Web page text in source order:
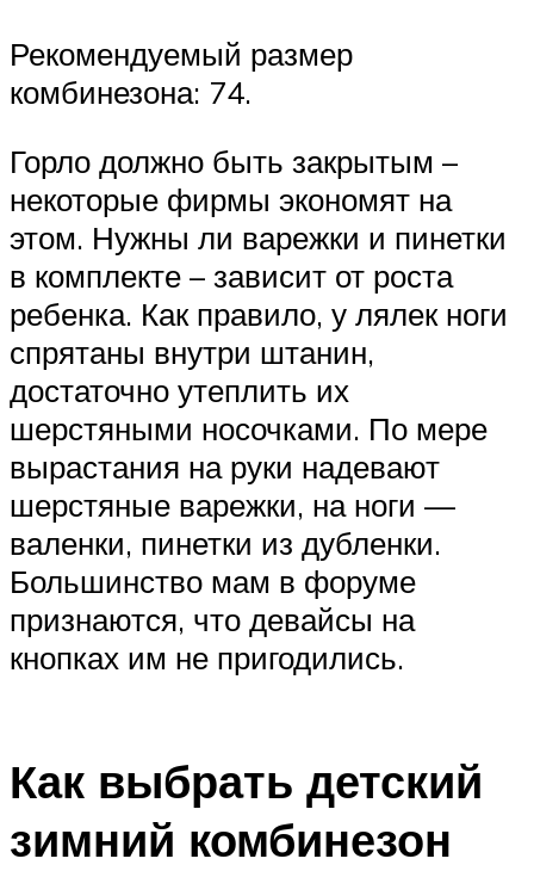
Рекомендуемый размер
комбинезона: 74.
Горло должно быть закрытым –
некоторые фирмы экономят на
этом. Нужны ли варежки и пинетки
в комплекте – зависит от роста
ребенка. Как правило, у лялек ноги
спрятаны внутри штанин,
достаточно утеплить их
шерстяными носочками. По мере
вырастания на руки надевают
шерстяные варежки, на ноги —
валенки, пинетки из дубленки.
Большинство мам в форуме
признаются, что девайсы на
кнопках им не пригодились.
Как выбрать детский
зимний комбинезон